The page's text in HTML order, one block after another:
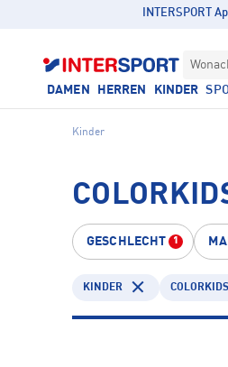
INTERSPORT
DAMEN HERREN KINDER
Kinder
GESCHLECHT 1
KINDER COLORKIDS